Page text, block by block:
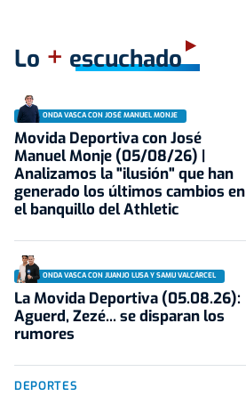
Lo + escuchado
ONDA VASCA CON JOSÉ MANUEL MONJE
Movida Deportiva con José
Manuel Monje (05/08/26) |
Analizamos la "ilusión" que han
generado los últimos cambios en
el banquillo del Athletic
ONDA VASCA CON JUANJO LUSA Y SAMU VALCÁRCEL
La Movida Deportiva (05.08.26):
Aguerd, Zezé... se disparan los
rumores
DEPORTES